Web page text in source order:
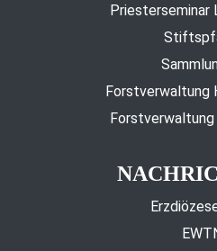
Priesterseminar
Forstverwaltung